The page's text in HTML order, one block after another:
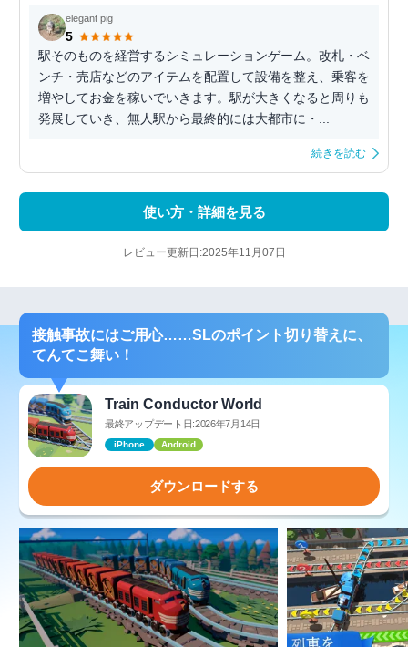
elegant pig
5
駅そのものを経営するシミュレーションゲーム。改札・ベ
ンチ・売店などのアイテムを配置して設備を整え、乗客を
増やしてお金を稼いでいきます。駅が大きくなると周りも
発展していき、無人駅から最終的には大都市に・...
続きを読む
使い方・詳細を見る
レビュー更新日:2025年11月07日
接触事故にはご用心……SLのポイント切り替えに、
てんてこ舞い！
Train Conductor World
最終アップデート日:2026年7月14日
iPhone Android
ダウンロードする